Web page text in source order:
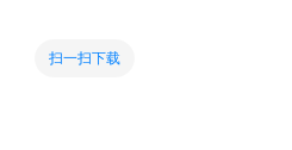
扫一扫下载